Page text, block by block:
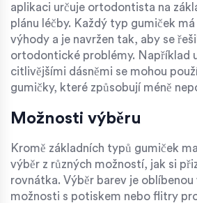
aplikaci určuje ortodontista na
plánu léčby. Každý typ gumiček
výhody a je navržen tak, aby se
ortodontické problémy. Například
citlivějšími dásněmi se mohou
gumičky, které způsobují méně
Možnosti výběru
Kromě základních typů gumiček
výběr z různých možností, jak si
rovnátka. Výběr barev je
možnosti s potiskem nebo flitry